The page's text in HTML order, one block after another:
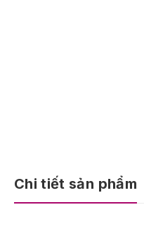
Chi tiết sản phẩm